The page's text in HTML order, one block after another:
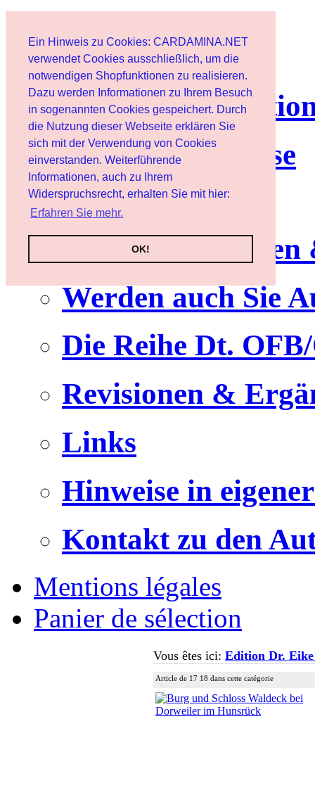
Ein Hinweis zu Cookies: CARDAMINA.NET
verwendet Cookies ausschließlich, um die
notwendigen Shopfunktionen zu realisieren.
Dazu werden Informationen zu Ihrem Besuch
in sogenannten Cookies gespeichert. Durch
die Nutzung dieser Webseite erklären Sie
sich mit der Verwendung von Cookies
einverstanden. Weiterführende
Informationen, auch zu Ihrem
Widerspruchsrecht, erhalten Sie mit hier:
Erfahren Sie mehr.
OK!
Client
lettre
Nutzungshinweise
Service
Werden auch Sie
Die Reihe Dt.
Revisionen &
Links
Hinweise in
Kontakt zu den
Mentions légales
Panier de sélection
Vous êtes ici: Edition Dr. Eike
Article de 17 18 dans cette catégorie